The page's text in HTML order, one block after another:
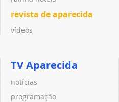
revista de aparecida
vídeos
TV Aparecida
notícias
programação